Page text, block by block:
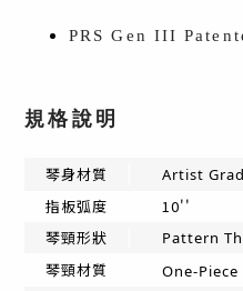
PRS Gen III
規格說明
琴身材質
Artist
指板弧度
10''
琴頸形狀
Pattern
琴頸材質
One-